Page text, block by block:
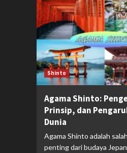
Shinto
Agama Shinto:
Prinsip, dan
Dunia
Agama Shinto adalah
penting dari budaya